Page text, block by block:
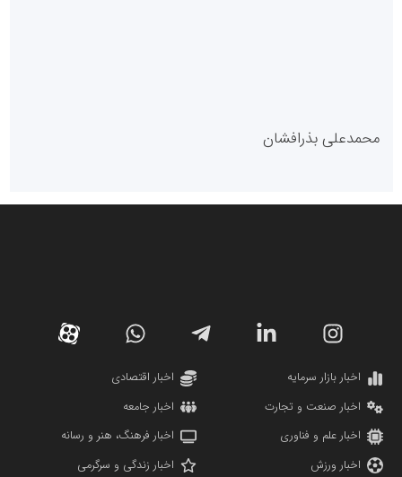
پایگاه خبری گفتمان یزد
دانشگاه سئوی ایران
محمدعلی بذرافشان
مریم حاج نوروز نظری
اخبار بازار سرمایه
اخبار اقتصادی
اخبار صنعت و تجارت
اخبار جامعه
اخبار علم و فناوری
اخبار فرهنگ، هنر و رسانه
اخبار ورزش
اخبار زندگی و سرگرمی